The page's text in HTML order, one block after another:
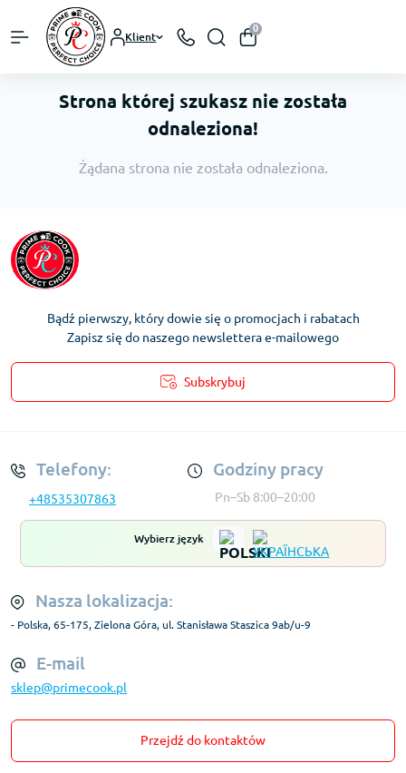
Klient
0
Strona której szukasz nie została
odnaleziona!
Żądana strona nie została odnaleziona.
Bądź pierwszy, który dowie się o promocjach i rabatach
Zapisz się do naszego newslettera e-mailowego
Subskrybuj
Telefony:
+48535307863
Godziny pracy
Pn–Sb 8:00–20:00
Wybierz język
Nasza lokalizacja:
- Polska, 65-175, Zielona Góra, ul. Stanisława Staszica 9ab/u-9
E-mail
sklep@primecook.pl
Przejdź do kontaktów